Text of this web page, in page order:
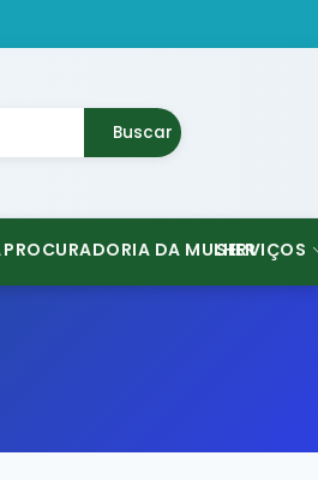
Buscar
PROCURADORIA DA MULHERSERVIÇOS